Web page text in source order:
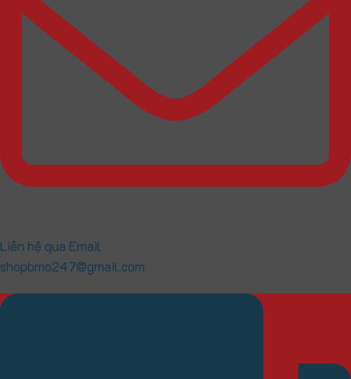
Liên hệ qua Email
shopbmo247@gmail.com